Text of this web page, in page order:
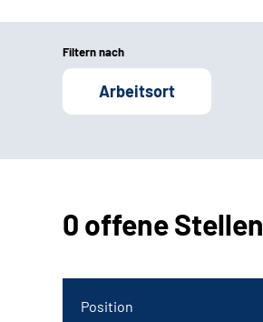
Filtern nach
Arbeitsort
0 offene Stellen
Position